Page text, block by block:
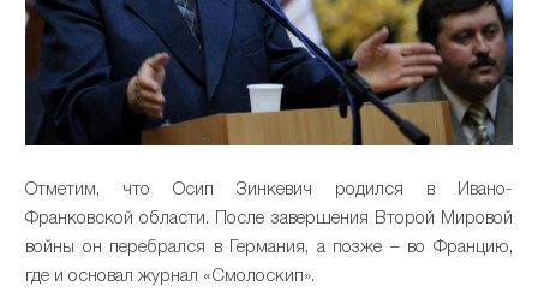
Отметим, что Осип Зинкевич родился в Ивано-
Франковской области. После завершения Второй Мировой
войны он перебрался в Германия, а позже – во Францию,
где и основал журнал «Смолоскип».